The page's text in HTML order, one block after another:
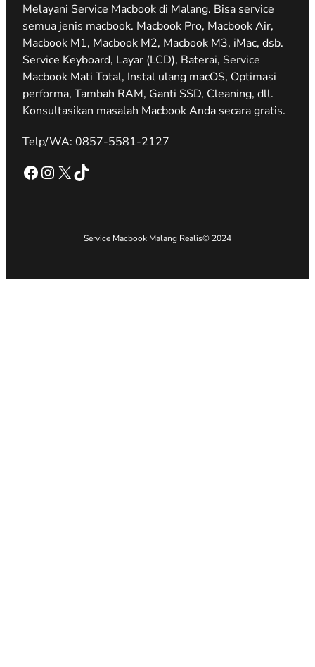
Melayani Service Macbook di Malang. Bisa service
semua jenis macbook. Macbook Pro, Macbook Air,
Macbook M1, Macbook M2, Macbook M3, iMac, dsb.
Service Keyboard, Layar (LCD), Baterai, Service
Macbook Mati Total, Instal ulang macOS, Optimasi
performa, Tambah RAM, Ganti SSD, Cleaning, dll.
Konsultasikan masalah Macbook Anda secara gratis.
Telp/WA: 0857-5581-2127
Facebook Instagram X TikTok
Service Macbook Malang Realis© 2024